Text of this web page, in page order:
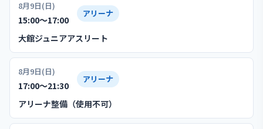
8月9日(日)
15:00〜17:00
アリーナ
大館ジュニアアスリート
8月9日(日)
17:00〜21:30
アリーナ
アリーナ整備（使用不可）